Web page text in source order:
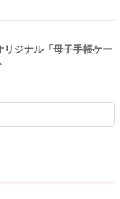
リジナル「母子手帳ケー